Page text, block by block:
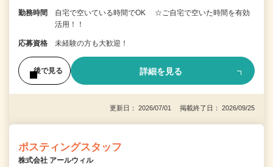
勤務時間
自宅で空いている時間でOK ☆ご自宅で空いた時間を有効
活用！！
応募資格 未経験の方も大歓迎！
後で見る 詳細を見る
更新日： 2026/07/01 掲載終了日： 2026/09/25
ポスティングスタッフ
株式会社 アールウィル